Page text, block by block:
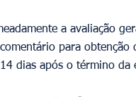
a avaliação
para obtenção
dias após o término da